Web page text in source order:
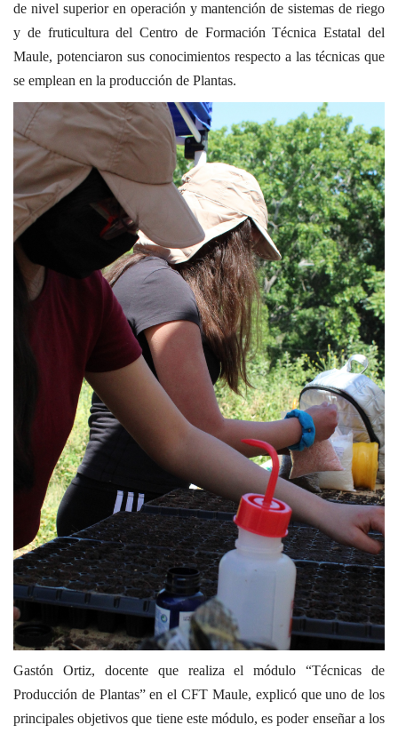
de nivel superior en operación y mantención de sistemas de riego
y de fruticultura del Centro de Formación Técnica Estatal del
Maule, potenciaron sus conocimientos respecto a las técnicas que
se emplean en la producción de Plantas.
Gastón Ortiz, docente que realiza el módulo “Técnicas de
Producción de Plantas” en el CFT Maule, explicó que uno de los
principales objetivos que tiene este módulo, es poder enseñar a los